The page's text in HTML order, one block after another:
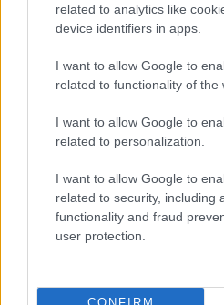
related to analytics like
device identifiers in apps.
I want to allow Google to
related to functionality of the
I want to allow Google to
related to personalization.
I want to allow Google to
related to security, including
functionality and fraud
user protection.
PIÙ LETTI
EUG 2026: Salerno brilla
europei
Endgame con un’esordio da
videogiochi contemporanei
Silent Hill f: come la lettura
del gioco
Quarant’anni nel Mondo dei